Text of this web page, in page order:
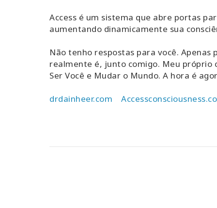
Access é um sistema que abre portas
aumentando dinamicamente sua
Não tenho respostas para você. Apenas
realmente é, junto comigo. Meu próprio
Ser Você e Mudar o Mundo. A hora é
drdainheer.com